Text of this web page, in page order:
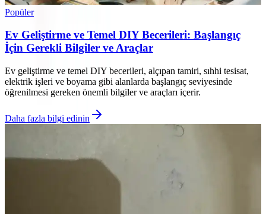
Popüler
Ev Geliştirme ve Temel DIY Becerileri: Başlangıç
İçin Gerekli Bilgiler ve Araçlar
Ev geliştirme ve temel DIY becerileri, alçıpan tamiri, sıhhi tesisat,
elektrik işleri ve boyama gibi alanlarda başlangıç seviyesinde
öğrenilmesi gereken önemli bilgiler ve araçları içerir.
Daha fazla bilgi edinin